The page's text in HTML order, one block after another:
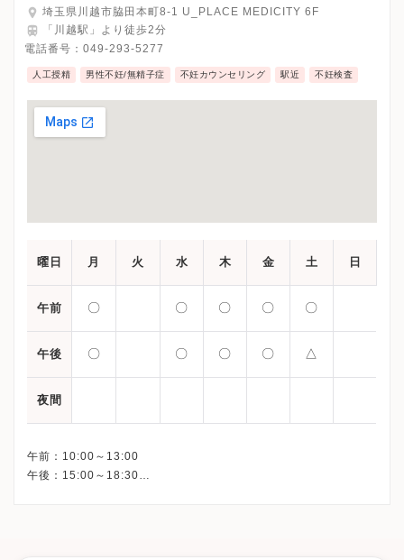
埼玉県川越市脇田本町8-1 U_PLACE MEDICITY 6F
「川越駅」より徒歩2分
電話番号： 049-293-5277
人工授精 男性不妊/無精子症 不妊カウンセリング 駅近 不妊検査
曜日 月 火 水 木 金 土 日
午前 〇 〇 〇 〇 〇
午後 〇 〇 〇 〇 △
夜間
午前：10:00～13:00
午後：15:00～18:30